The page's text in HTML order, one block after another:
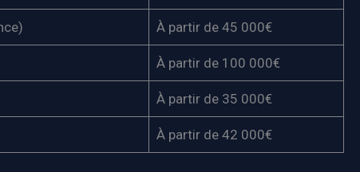
À partir de 45 000€
À partir de 100 000€
À partir de 35 000€
À partir de 42 000€